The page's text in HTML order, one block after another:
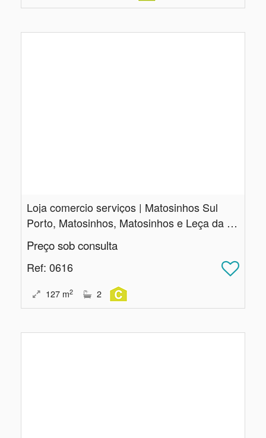
Loja comercio serviços | Matosinhos Sul
Porto, Matosinhos, Matosinhos e Leça da Palmeira
Preço sob consulta
Ref: 0616
127 m2 2